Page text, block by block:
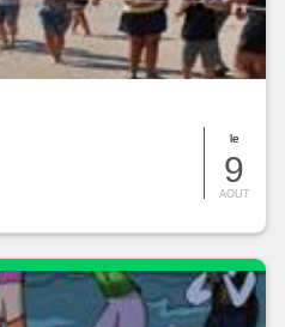
le
9
AOUT